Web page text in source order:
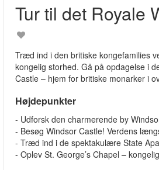
Tur til det Royale
Træd ind i den britiske kongefamilies
kongelig storhed. Gå på opdagelse i
Castle – hjem for britiske monarker i
Højdepunkter
- Udforsk den charmerende by
- Besøg Windsor Castle! Verdens
- Træd ind i de spektakulære State
- Oplev St. George’s Chapel –